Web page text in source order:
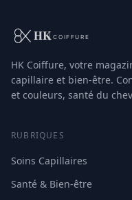
HK Coiffure, votre
capillaire et bien-être.
et couleurs, santé du
RUBRIQUES
Soins Capillaires
Santé & Bien-être